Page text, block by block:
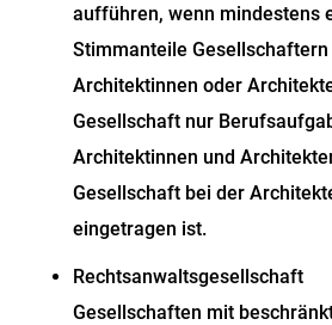
aufführen, wenn mindestens
Stimmanteile
Architektinnen oder
Gesellschaft nur
Architektinnen und
Gesellschaft bei der
eingetragen ist.
Rechtsanwaltsgesellschaft
Gesellschaften mit